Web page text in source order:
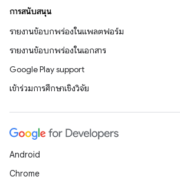
การสนับสนุน
รายงานข้อบกพร่องในแพลตฟอร์ม
รายงานข้อบกพร่องในเอกสาร
Google Play support
เข้าร่วมการศึกษาเชิงวิจัย
Android
Chrome